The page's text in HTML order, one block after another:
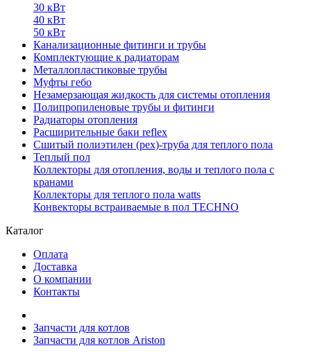
30 кВт
40 кВт
50 кВт
Канализационные фитинги и трубы
Комплектующие к радиаторам
Металлопластиковые трубы
Муфты гебо
Незамерзающая жидкость для системы отопления
Полипропиленовые трубы и фитинги
Радиаторы отопления
Расширительные баки reflex
Сшитый полиэтилен (pex)-труба для теплого пола
Теплый пол
Коллекторы для отопления, воды и теплого пола с
кранами
Коллекторы для теплого пола watts
Конвекторы встраиваемые в пол TECHNO
Каталог
Оплата
Доставка
О компании
Контакты
Запчасти для котлов
Запчасти для котлов Ariston